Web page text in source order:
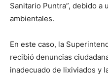
Sanitario Puntra”, debido
ambientales.
En este caso, la
recibió denuncias
inadecuado de lixiviados y